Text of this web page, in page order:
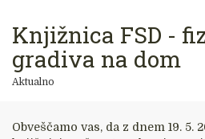
Knjižnica FSD -
gradiva na dom
Aktualno
Obveščamo vas, da z dnem 19.